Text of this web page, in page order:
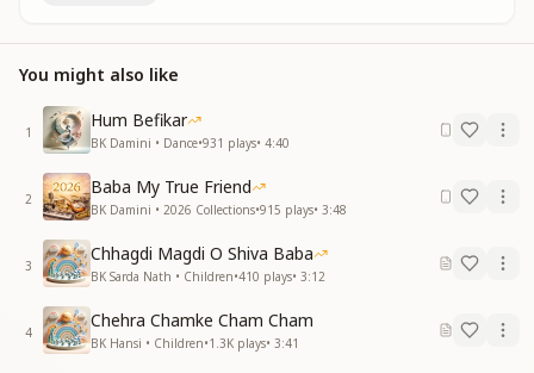
निराकार बाबा आ जाओ
हमारे जैसी कार में
कृष्ण के जैसा सजा सजाया बन जाओ तुम साथी हमारा
संग संग नाचे गोप गोपियां सुंदर होगा ऐसा नजारा
चमकोंगे बाबा आप सभी में एक कई हजार में
चमकोंगे बाबा आप सभी में एक कई हजार में
निराकार बाबा आ जाओ
हमारे जैसी कार में
निराकार बाबा आ जाओ
हमारे जैसी कार में
जन्म मरण से मैं हु न्यारा राज सभी ने ना जाना
You might also like
1
Hum Befikar
BK Damini • Dance•931 plays• 4:40
2
Baba My True Friend
BK Damini • 2026 Collections•915 plays• 3:48
3
Chhagdi Magdi O Shiva Baba
BK Sarda Nath • Children•410 plays• 3:12
4
Chehra Chamke Cham Cham
BK Hansi • Children•1.3K plays• 3:41